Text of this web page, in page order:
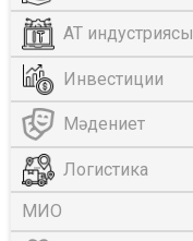
АТ индустриясы
Инвестиции
Мәдениет
Логистика
МИО